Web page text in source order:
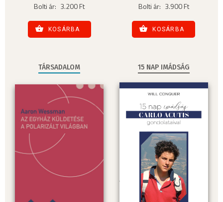
Bolti ár: 3.200 Ft
KOSÁRBA
Bolti ár: 3.900 Ft
KOSÁRBA
TÁRSADALOM 15 NAP IMÁDSÁG